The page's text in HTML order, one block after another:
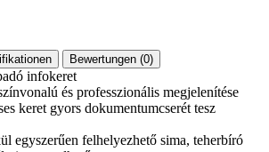
Bewertungen (0)
infokeret
és professzionális megjelenítése
keret gyors dokumentumcserét tesz
egyszerűen felhelyezhető sima, teherbíró